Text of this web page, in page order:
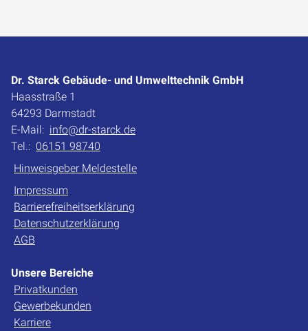
Dr. Starck Gebäude- und Umwelttechnik GmbH
Haasstraße 1
64293 Darmstadt
E-Mail: info@dr-starck.de
Tel.: 06151 98740
Hinweisgeber Meldestelle
Impressum
Barrierefreiheitserklärung
Datenschutzerklärung
AGB
Unsere Bereiche
Privatkunden
Gewerbekunden
Karriere